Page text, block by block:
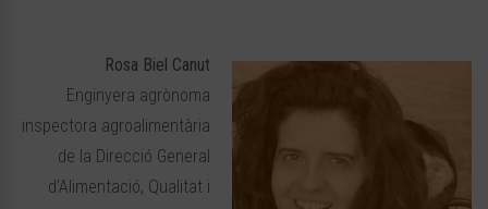
Rosa Biel Canut
Enginyera agrònoma
inspectora agroalimentària
de la Direcció General
d’Alimentació, Qualitat i